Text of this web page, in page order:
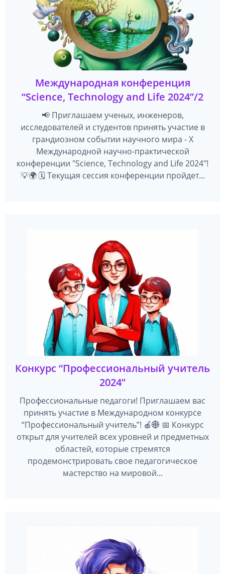
Международная конференция
“Science, Technology and Life 2024”/2
📢 Приглашаем ученых, инженеров,
исследователей и студентов принять участие в
грандиозном событии научного мира - X
Международной научно-практической
конференции "Science, Technology and Life 2024"!
💡🌍 🗓️ Текущая сессия конференции пройдет...
Конкурс “Профессиональный учитель
2024”
Профессиональные педагоги! Приглашаем вас
принять участие в Международном конкурсе
“Профессиональный учитель”! 🍎🌐 📅 Конкурс
открыт для учителей всех уровней и предметных
областей, которые стремятся
продемонстрировать свое педагогическое
мастерство на мировой...